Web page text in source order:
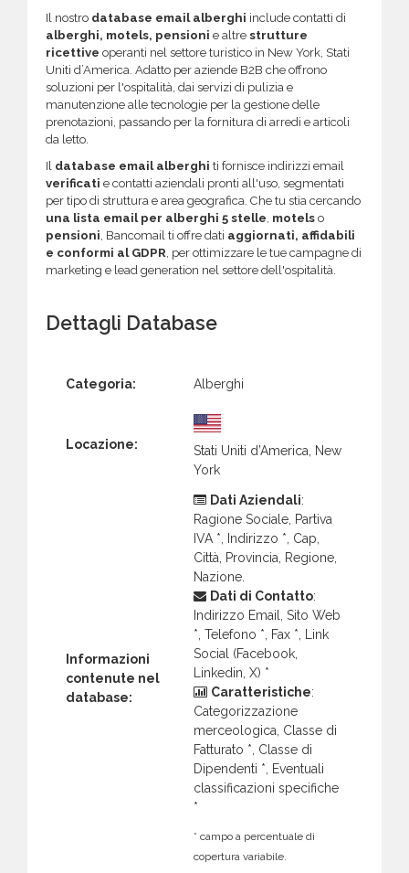
Il nostro database email alberghi include contatti di
alberghi, motels, pensioni e altre strutture
ricettive operanti nel settore turistico in New York, Stati
Uniti d’America. Adatto per aziende B2B che offrono
soluzioni per l'ospitalità, dai servizi di pulizia e
manutenzione alle tecnologie per la gestione delle
prenotazioni, passando per la fornitura di arredi e articoli
da letto.
Il database email alberghi ti fornisce indirizzi email
verificati e contatti aziendali pronti all'uso, segmentati
per tipo di struttura e area geografica. Che tu stia cercando
una lista email per alberghi 5 stelle, motels o
pensioni, Bancomail ti offre dati aggiornati, affidabili
e conformi al GDPR, per ottimizzare le tue campagne di
marketing e lead generation nel settore dell'ospitalità.
Dettagli Database
Categoria: Alberghi
Locazione:
Stati Uniti d’America, New
York
Informazioni
contenute nel
database:
Dati Aziendali:
Ragione Sociale, Partiva
IVA *, Indirizzo *, Cap,
Città, Provincia, Regione,
Nazione.
Dati di Contatto:
Indirizzo Email, Sito Web
*, Telefono *, Fax *, Link
Social (Facebook,
Linkedin, X) *
Caratteristiche:
Categorizzazione
merceologica, Classe di
Fatturato *, Classe di
Dipendenti *, Eventuali
classificazioni specifiche
*
* campo a percentuale di
copertura variabile.